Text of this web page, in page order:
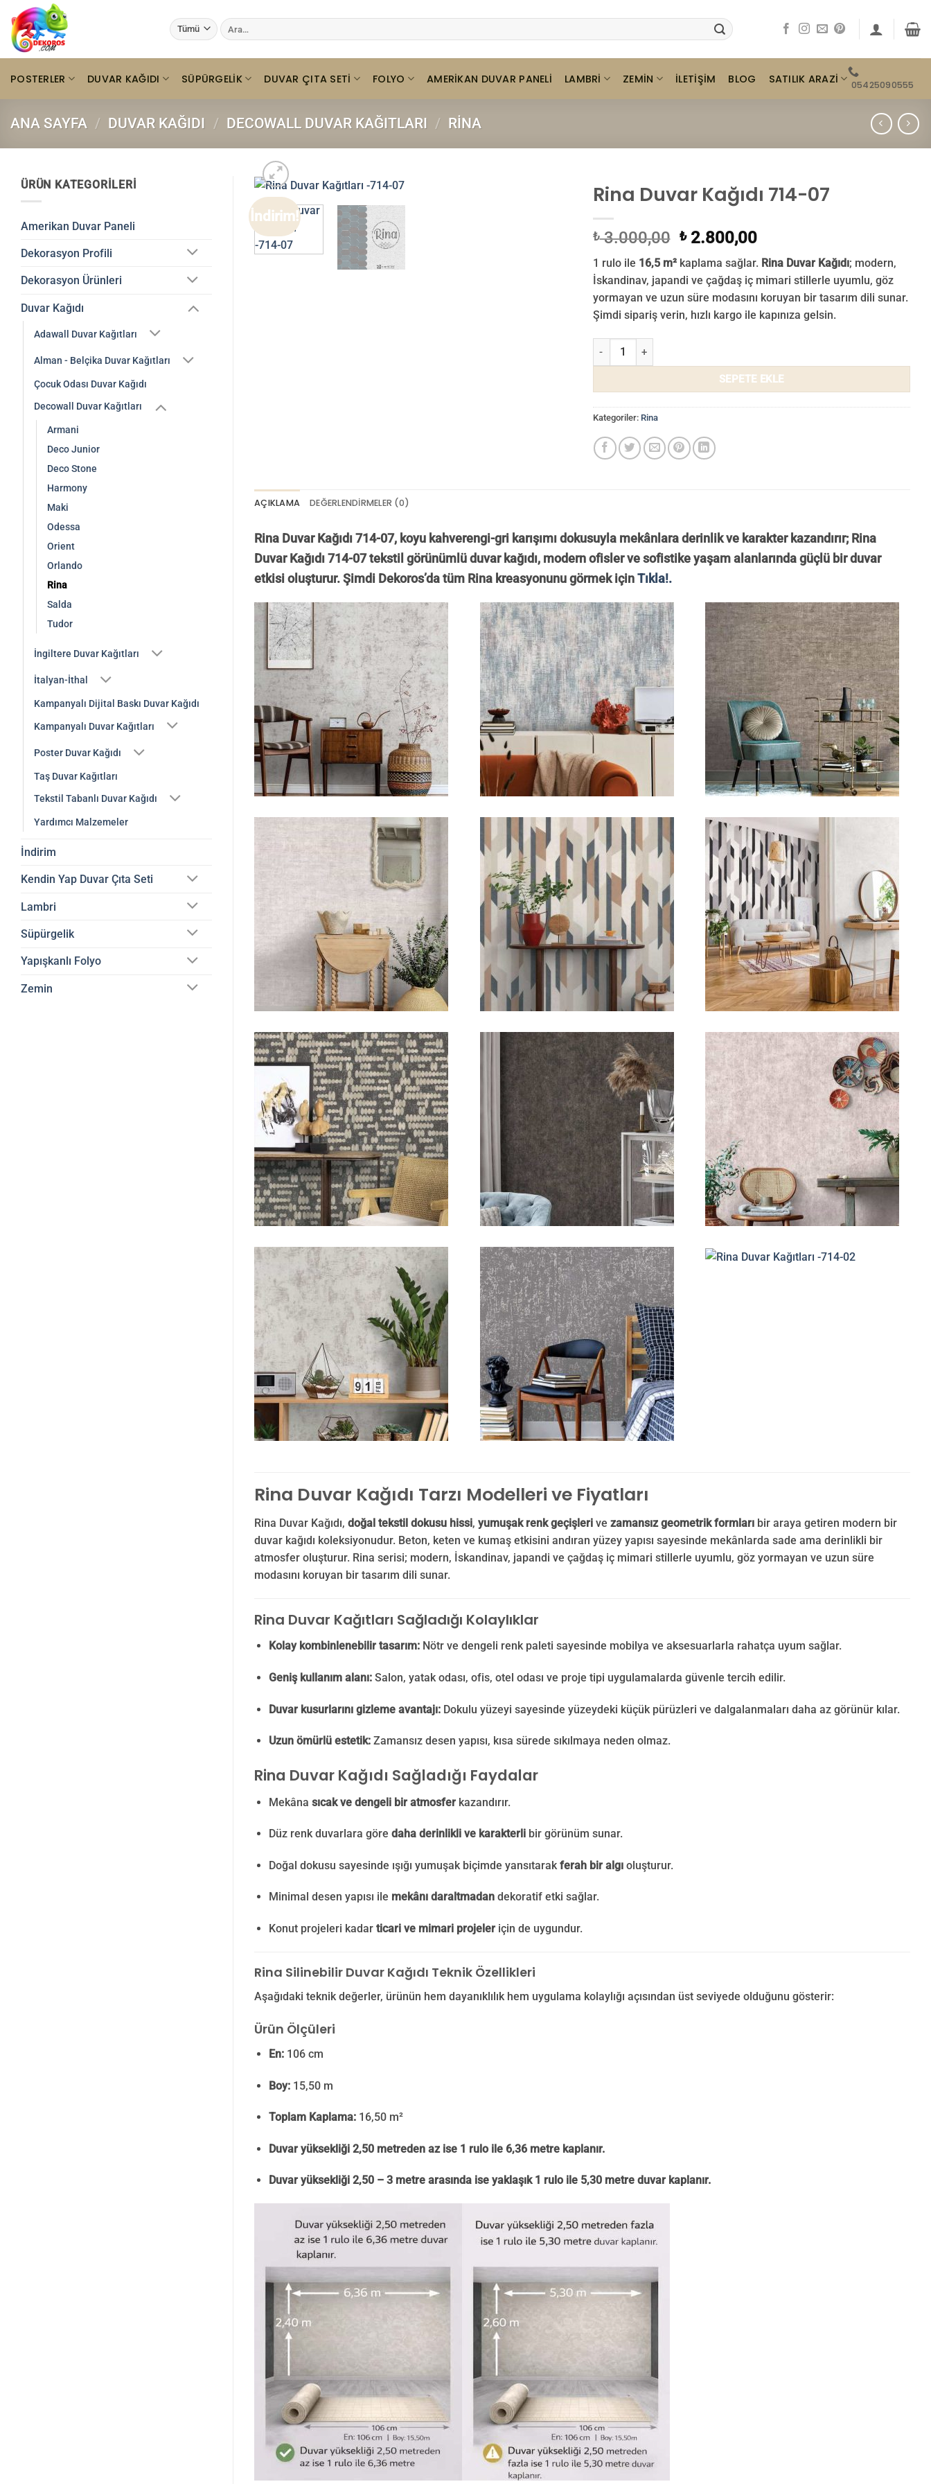
İçeriğe
atla
Ara:
POSTERLER DUVAR KAĞIDI SÜPÜRGELIK DUVAR ÇITA SETI FOLYO AMERIKAN DUVAR PANELI LAMBRI ZEMIN İLETIŞIM BLOG SATILIK ARAZI 05425090555
ANA SAYFA / DUVAR KAĞIDI / DECOWALL DUVAR KAĞITLARI / RINA
ÜRÜN KATEGORILERI
Amerikan Duvar Paneli
Dekorasyon Profili
Dekorasyon Ürünleri
Duvar Kağıdı
Adawall Duvar Kağıtları
Alman - Belçika Duvar Kağıtları
Çocuk Odası Duvar Kağıdı
Decowall Duvar Kağıtları
Armani
Deco Junior
Deco Stone
Harmony
Maki
Odessa
Orient
Orlando
Rina
Salda
Tudor
İngiltere Duvar Kağıtları
İtalyan-İthal
Kampanyalı Dijital Baskı Duvar Kağıdı
Kampanyalı Duvar Kağıtları
Poster Duvar Kağıdı
Taş Duvar Kağıtları
Tekstil Tabanlı Duvar Kağıdı
Yardımcı Malzemeler
İndirim
Kendin Yap Duvar Çıta Seti
Lambri
Süpürgelik
Yapışkanlı Folyo
Zemin
İndirim!
Rina Duvar Kağıdı 714-07
₺3.000,00 Orijinal
₺ 3.000,00.
₺2.800,00Şu
andaki
fiyat:
₺ 2.800,00.
1 rulo ile 16,5 m²kaplama sağlar. Rina Duvar Kağıdı; modern,
İskandinav, japandi ve çağdaş iç mimari stillerle uyumlu, göz
yormayan ve uzun süre modasını koruyan bir tasarım dili sunar.
Şimdi sipariş verin, hızlı kargo ile kapınıza gelsin.
Rina Duvar Kağıdı 714-07 adet
SEPETE EKLE
Kategoriler: Rina
AÇIKLAMA DEĞERLENDIRMELER (0)
Rina Duvar Kağıdı 714-07, koyu kahverengi-gri karışımı dokusuyla mekânlara derinlik ve karakter kazandırır; Rina
Duvar Kağıdı 714-07 tekstil görünümlü duvar kağıdı, modern ofisler ve sofistike yaşam alanlarında güçlü bir duvar
etkisi oluşturur. Şimdi Dekoros’da tüm Rina kreasyonunu görmek içinTıkla!.
Rina Duvar Kağıdı Tarzı Modelleri ve Fiyatları
Rina Duvar Kağıdı, doğal tekstil dokusu hissi, yumuşak renk geçişleri ve zamansız geometrik formları bir araya getiren modern bir
duvar kağıdı koleksiyonudur. Beton, keten ve kumaş etkisini andıran yüzey yapısı sayesinde mekânlarda sade ama derinlikli bir
atmosfer oluşturur. Rina serisi; modern, İskandinav, japandi ve çağdaş iç mimari stillerle uyumlu, göz yormayan ve uzun süre
modasını koruyan bir tasarım dili sunar.
Rina Duvar Kağıtları Sağladığı Kolaylıklar
Kolay kombinlenebilir tasarım:Nötr ve dengeli renk paleti sayesinde mobilya ve aksesuarlarla rahatça uyum sağlar.
Geniş kullanım alanı:Salon, yatak odası, ofis, otel odası ve proje tipi uygulamalarda güvenle tercih edilir.
Duvar kusurlarını gizleme avantajı:Dokulu yüzeyi sayesinde yüzeydeki küçük pürüzleri ve dalgalanmaları daha az görünür kılar.
Uzun ömürlü estetik:Zamansız desen yapısı, kısa sürede sıkılmaya neden olmaz.
Rina Duvar Kağıdı Sağladığı Faydalar
Mekâna sıcak ve dengeli bir atmosferkazandırır.
Düz renk duvarlara göre daha derinlikli ve karakterlibir görünüm sunar.
Doğal dokusu sayesinde ışığı yumuşak biçimde yansıtarak ferah bir algıoluşturur.
Minimal desen yapısı ile mekânı daraltmadandekoratif etki sağlar.
Konut projeleri kadar ticari ve mimari projeleriçin de uygundur.
Rina Silinebilir Duvar Kağıdı Teknik Özellikleri
Aşağıdaki teknik değerler, ürünün hem dayanıklılık hem uygulama kolaylığı açısından üst seviyede olduğunu gösterir:
Ürün Ölçüleri
En:106 cm
Boy:15,50 m
Toplam Kaplama:16,50 m²
Duvar yüksekliği 2,50 metreden az ise 1 rulo ile 6,36 metre kaplanır.
Duvar yüksekliği 2,50 – 3 metre arasında ise yaklaşık 1 rulo ile 5,30 metre duvar kaplanır.